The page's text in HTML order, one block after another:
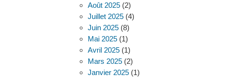
Août 2025(2)
Juillet 2025(4)
Juin 2025(8)
Mai 2025(1)
Avril 2025(1)
Mars 2025(2)
Janvier 2025(1)